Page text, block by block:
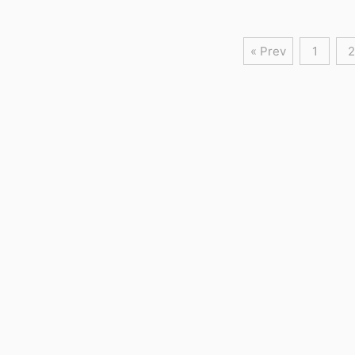
« Prev 1 2